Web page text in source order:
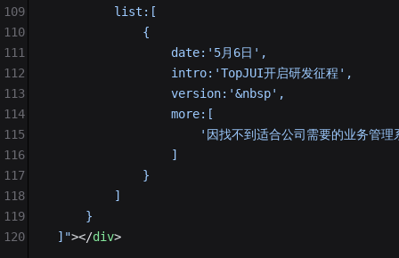
         list:[
             {
                 date:'5月6日',
                 intro:'TopJUI开启研发征程',
                 version:'&nbsp',
                 more:[
'因找不到适合公司需要的业务管
                 ]
             }
         ]
     }
]"></div>
109
110
111
112
113
114
115
116
117
118
119
120